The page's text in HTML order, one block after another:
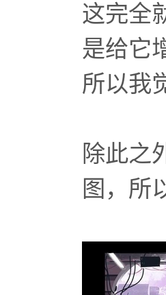
这完全
是给它
所以我
除此之
图，所